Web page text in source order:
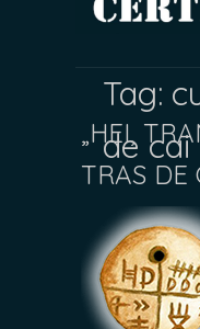
Tag:
de cai
„HEI,
TRAS DE